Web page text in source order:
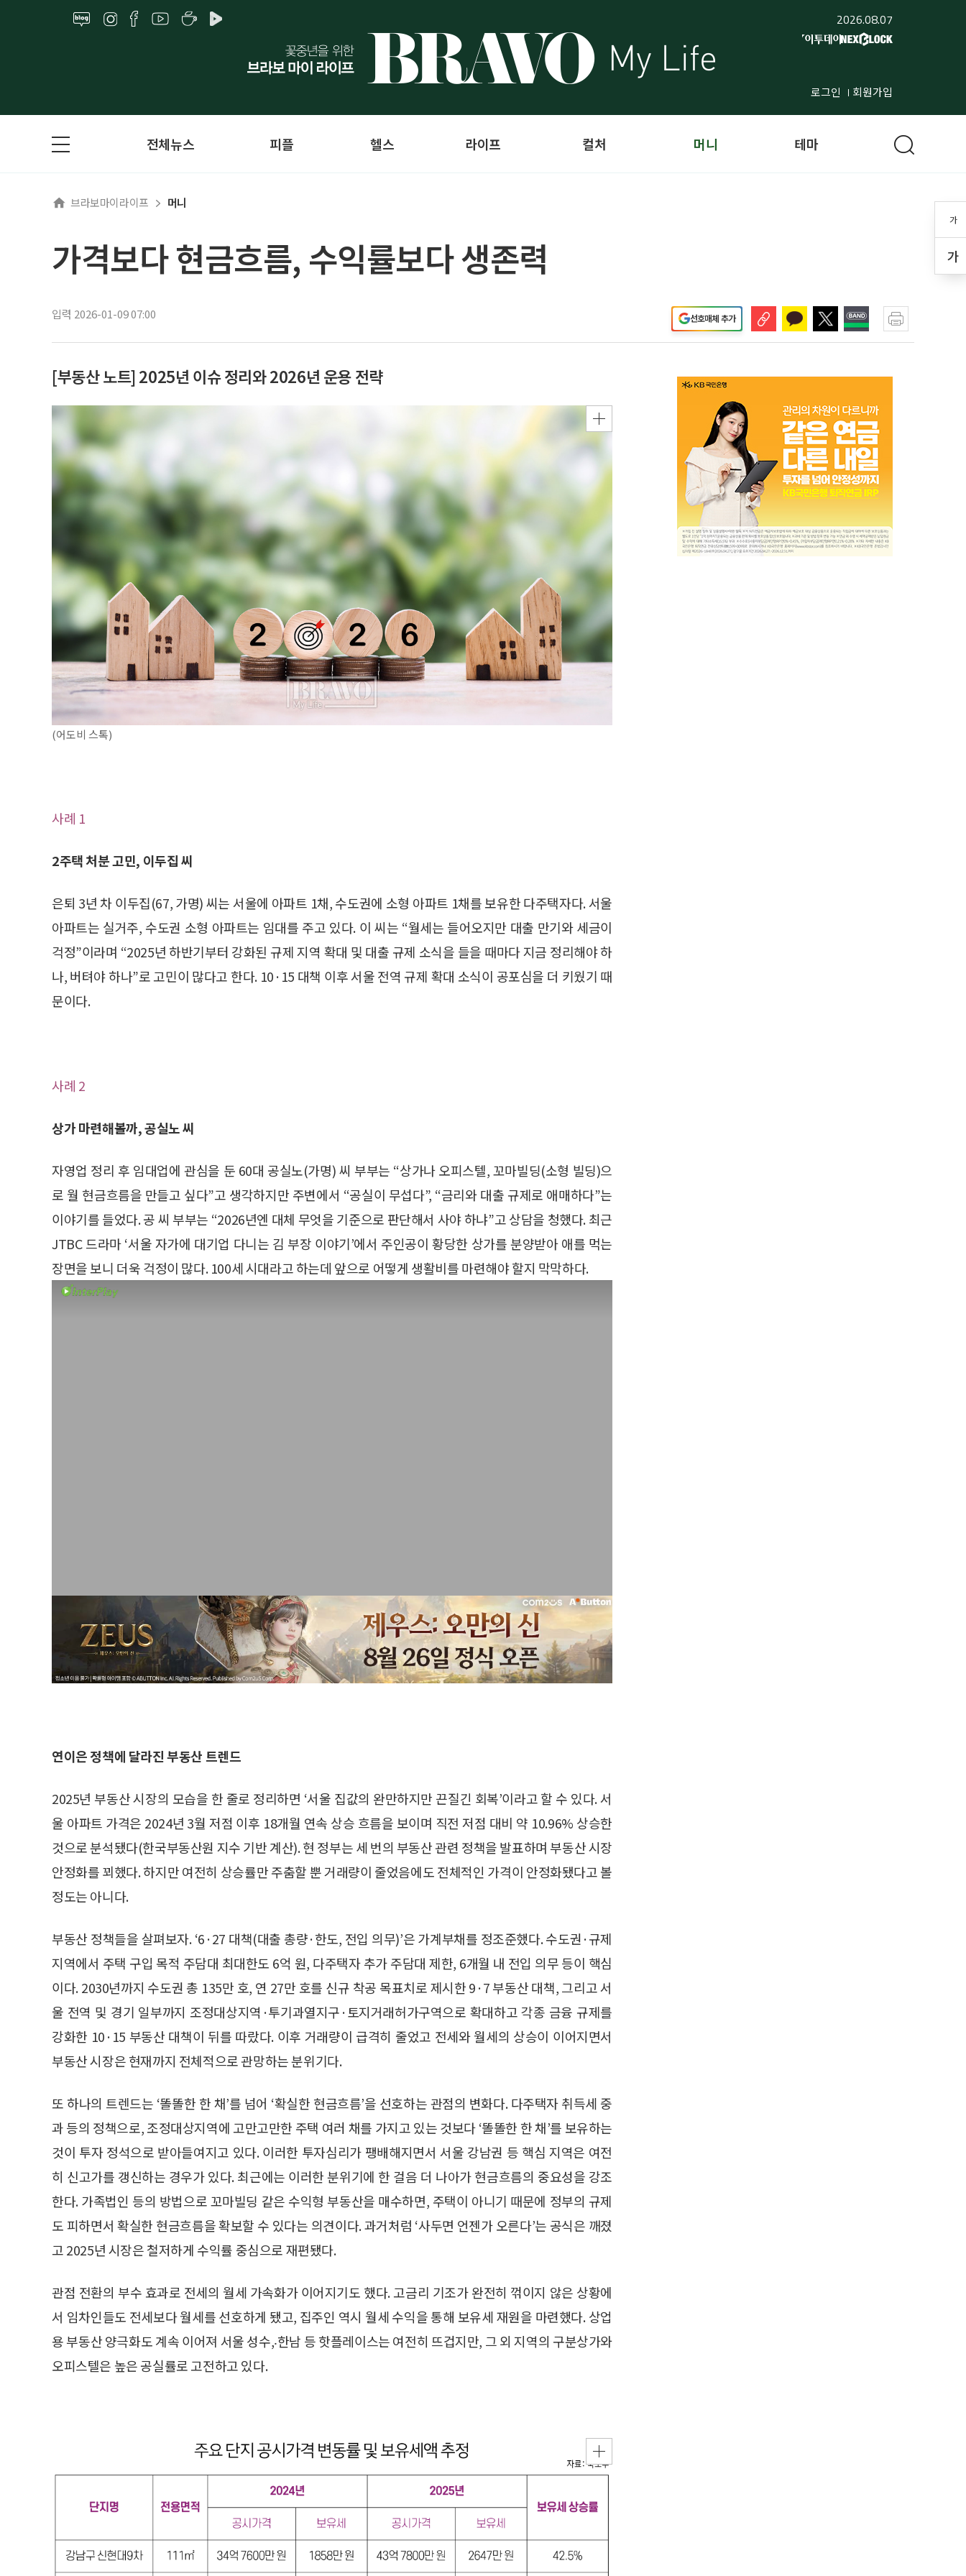
2026.08.07
로그인 회원가입
가
가
전체뉴스 피플 헬스 라이프 컬처 머니 테마
브라보마이라이프 머니
가격보다 현금흐름, 수익률보다 생존력
입력 2026-01-09 07:00 선호매체 추가
[부동산 노트] 2025년 이슈 정리와 2026년 운용 전략
(어도비 스톡)
사례 1
2주택 처분 고민, 이두집 씨
은퇴 3년 차 이두집(67, 가명) 씨는 서울에 아파트 1채, 수도권에 소형 아파트 1채를 보유한 다주택자다. 서울
아파트는 실거주, 수도권 소형 아파트는 임대를 주고 있다. 이 씨는 “월세는 들어오지만 대출 만기와 세금이
걱정”이라며 “2025년 하반기부터 강화된 규제 지역 확대 및 대출 규제 소식을 들을 때마다 지금 정리해야 하
나, 버텨야 하나”로 고민이 많다고 한다. 10·15 대책 이후 서울 전역 규제 확대 소식이 공포심을 더 키웠기 때
문이다.
사례 2
상가 마련해볼까, 공실노 씨
자영업 정리 후 임대업에 관심을 둔 60대 공실노(가명) 씨 부부는 “상가나 오피스텔, 꼬마빌딩(소형 빌딩)으
로 월 현금흐름을 만들고 싶다”고 생각하지만 주변에서 “공실이 무섭다”, “금리와 대출 규제로 애매하다”는
이야기를 들었다. 공 씨 부부는 “2026년엔 대체 무엇을 기준으로 판단해서 사야 하냐”고 상담을 청했다. 최근
JTBC 드라마 ‘서울 자가에 대기업 다니는 김 부장 이야기’에서 주인공이 황당한 상가를 분양받아 애를 먹는
장면을 보니 더욱 걱정이 많다. 100세 시대라고 하는데 앞으로 어떻게 생활비를 마련해야 할지 막막하다.
연이은 정책에 달라진 부동산 트렌드
2025년 부동산 시장의 모습을 한 줄로 정리하면 ‘서울 집값의 완만하지만 끈질긴 회복’이라고 할 수 있다. 서
울 아파트 가격은 2024년 3월 저점 이후 18개월 연속 상승 흐름을 보이며 직전 저점 대비 약 10.96% 상승한
것으로 분석됐다(한국부동산원 지수 기반 계산). 현 정부는 세 번의 부동산 관련 정책을 발표하며 부동산 시장
안정화를 꾀했다. 하지만 여전히 상승률만 주춤할 뿐 거래량이 줄었음에도 전체적인 가격이 안정화됐다고 볼
정도는 아니다.
부동산 정책들을 살펴보자. ‘6·27 대책(대출 총량·한도, 전입 의무)’은 가계부채를 정조준했다. 수도권·규제
지역에서 주택 구입 목적 주담대 최대한도 6억 원, 다주택자 추가 주담대 제한, 6개월 내 전입 의무 등이 핵심
이다. 2030년까지 수도권 총 135만 호, 연 27만 호를 신규 착공 목표치로 제시한 9·7 부동산 대책, 그리고 서
울 전역 및 경기 일부까지 조정대상지역·투기과열지구·토지거래허가구역으로 확대하고 각종 금융 규제를
강화한 10·15 부동산 대책이 뒤를 따랐다. 이후 거래량이 급격히 줄었고 전세와 월세의 상승이 이어지면서
부동산 시장은 현재까지 전체적으로 관망하는 분위기다.
또 하나의 트렌드는 ‘똘똘한 한 채’를 넘어 ‘확실한 현금흐름’을 선호하는 관점의 변화다. 다주택자 취득세 중
과 등의 정책으로, 조정대상지역에 고만고만한 주택 여러 채를 가지고 있는 것보다 ‘똘똘한 한 채’를 보유하는
것이 투자 정석으로 받아들여지고 있다. 이러한 투자심리가 팽배해지면서 서울 강남권 등 핵심 지역은 여전
히 신고가를 갱신하는 경우가 있다. 최근에는 이러한 분위기에 한 걸음 더 나아가 현금흐름의 중요성을 강조
한다. 가족법인 등의 방법으로 꼬마빌딩 같은 수익형 부동산을 매수하면, 주택이 아니기 때문에 정부의 규제
도 피하면서 확실한 현금흐름을 확보할 수 있다는 의견이다. 과거처럼 ‘사두면 언젠가 오른다’는 공식은 깨졌
고 2025년 시장은 철저하게 수익률 중심으로 재편됐다.
관점 전환의 부수 효과로 전세의 월세 가속화가 이어지기도 했다. 고금리 기조가 완전히 꺾이지 않은 상황에
서 임차인들도 전세보다 월세를 선호하게 됐고, 집주인 역시 월세 수익을 통해 보유세 재원을 마련했다. 상업
용 부동산 양극화도 계속 이어져 서울 성수,⸳한남 등 핫플레이스는 여전히 뜨겁지만, 그 외 지역의 구분상가와
오피스텔은 높은 공실률로 고전하고 있다.